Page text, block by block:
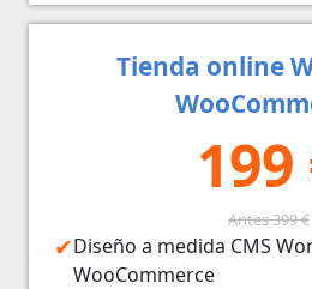
Tienda online
199
Antes 399 €
Diseño a medida CMS
WooCommerce